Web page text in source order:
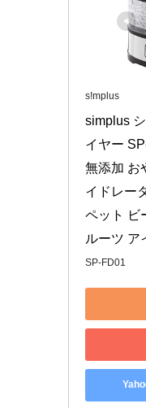
s!mplus
simplus
イヤー
無添加 お
イドレー
ペット ビ
ルーツ ア
SP-FD01